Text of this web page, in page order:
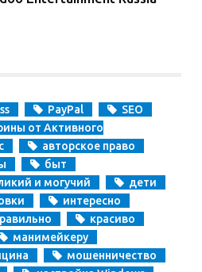
PayPal
SEO
от Активного
авторское право
быт
и могучий
дети
интересно
красиво
манимейкеру
мошенничество